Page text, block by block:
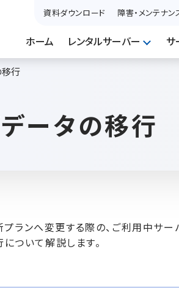
資料ダウンロード 障害・メンテナン
ホーム レンタルサーバー サ
移行
ータの移行
ランへ変更する際の、ご利用中サ
ついて解説します。